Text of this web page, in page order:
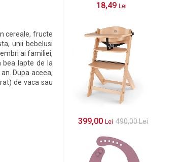
cereale, fructe
unii bebelusi
ai familiei,
bea lapte de la
Dupa aceea,
de vaca sau
18,49 Lei
399,00 Lei 490,00Lei